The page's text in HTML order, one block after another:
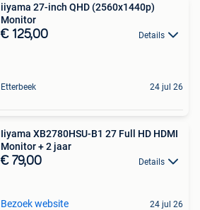
iiyama 27-inch QHD (2560x1440p)
Monitor
€ 125,00 Details
Etterbeek 24 jul 26
Iiyama XB2780HSU-B1 27 Full HD HDMI
Monitor + 2 jaar
€ 79,00 Details
Bezoek website 24 jul 26